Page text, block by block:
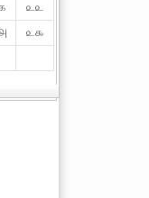
௨௨
௨௯